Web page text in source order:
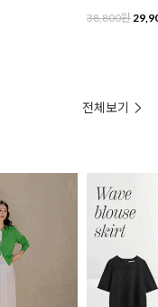
38,800원
전체보기